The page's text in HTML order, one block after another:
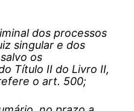
dos processos
singular e dos
os
Título II do Livro II,
o art. 500;